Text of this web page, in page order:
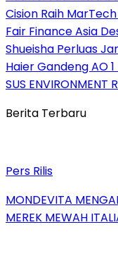
Cision Raih
Fair Finance Asia
Shueisha Perluas
Haier Gandeng AO
SUS
Berita Terbaru
Pers Rilis
MONDEVITA
MEREK MEWAH